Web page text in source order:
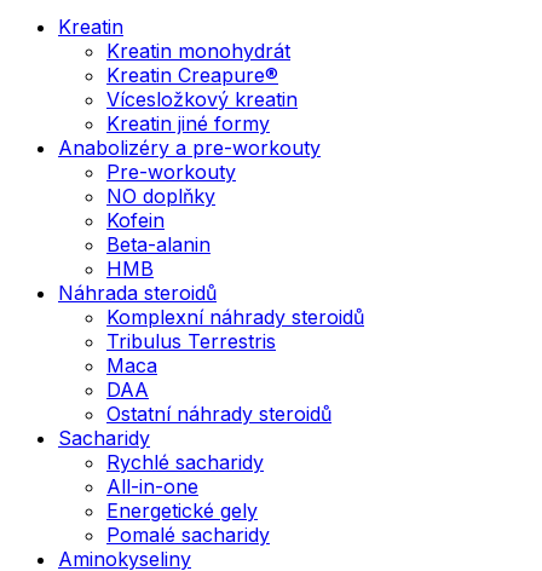
Kreatin
Kreatin monohydrát
Kreatin Creapure®
Vícesložkový kreatin
Kreatin jiné formy
Anabolizéry a pre-workouty
Pre-workouty
NO doplňky
Kofein
Beta-alanin
HMB
Náhrada steroidů
Komplexní náhrady steroidů
Tribulus Terrestris
Maca
DAA
Ostatní náhrady steroidů
Sacharidy
Rychlé sacharidy
All-in-one
Energetické gely
Pomalé sacharidy
Aminokyseliny